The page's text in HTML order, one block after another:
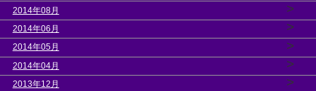
2014年08月 >
2014年06月 >
2014年05月 >
2014年04月 >
2013年12月 >